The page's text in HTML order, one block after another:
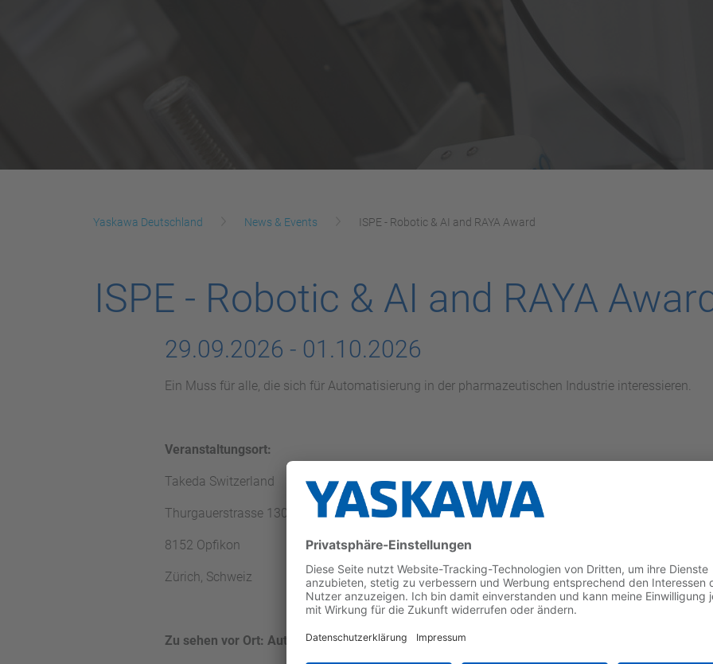
Yaskawa Deutschland News & Events ISPE - Robotic & AI and RAYA Award
ISPE - Robotic & AI and RAYA
29.09.2026 - 01.10.2026
Ein Muss für alle, die sich für Automatisierung in der pharmazeutischen Industrie interessieren.
Veranstaltungsort:
Takeda Switzerland
Thurgauerstrasse 130
8152 Opfikon
Zürich, Schweiz
Zu sehen vor Ort: Autoinjektor-Lösung